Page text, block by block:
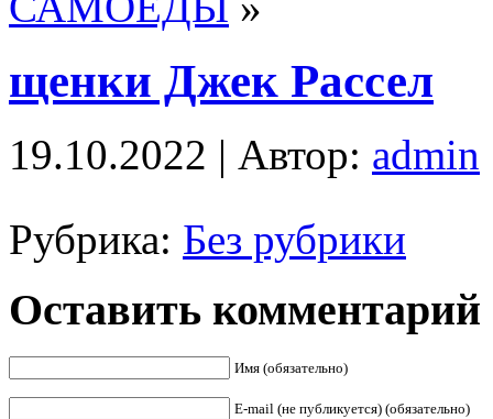
щенки Джек Рассел
19.10.2022 | Автор: admin
Рубрика: Без рубрики
Оставить комментарий
Имя (обязательно)
E-mail (не публикуется) (обязательно)